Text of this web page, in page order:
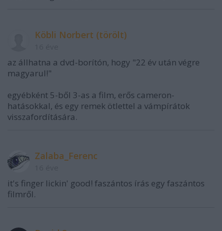
Köbli Norbert (törölt)
az állhatna a dvd-borítón, hogy "22 év után végre
magyarul!"
egyébként 5-ből 3-as a film, erős cameron-
hatásokkal, és egy remek ötlettel a vámpírátok
visszafordítására.
Zalaba_Ferenc
it's finger lickin' good! faszántos írás egy faszántos
filmről.